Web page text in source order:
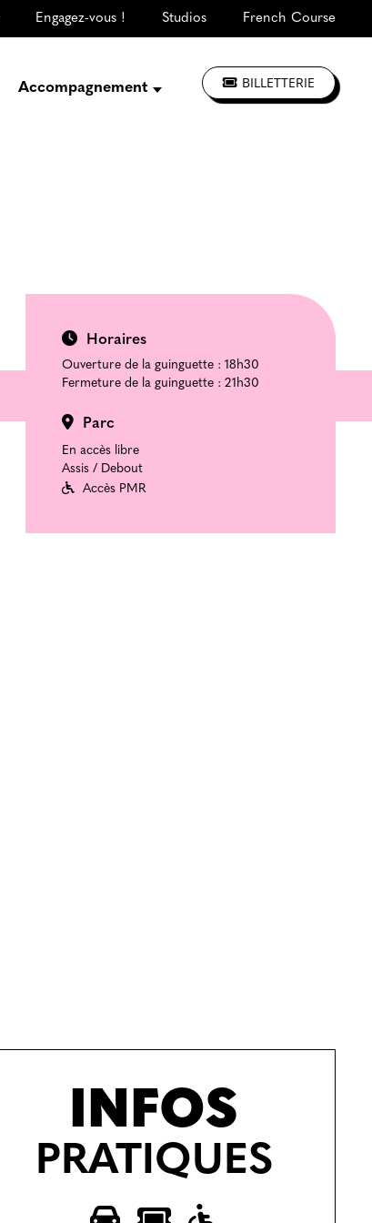
Engagez-vous ! Studios French Course
Accompagnement BILLETTERIE
Horaires
Ouverture de la guinguette : 18h30
Fermeture de la guinguette : 21h30
Parc
En accès libre
Assis / Debout
Accès PMR
INFOS
PRATIQUES